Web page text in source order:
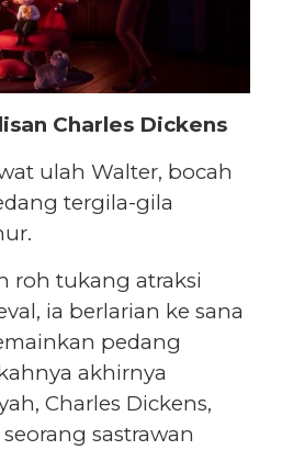
Charles Dickens
ulah Walter, bocah
tergila-gila
roh tukang atraksi
ia berlarian ke sana
pedang
akhirnya
Charles Dickens,
sastrawan